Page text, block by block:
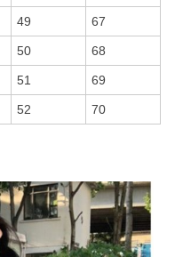
49 67
50 68
51 69
52 70